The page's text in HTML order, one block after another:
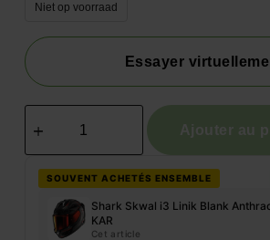
Niet op voorraad
Essayer
Ajouter au
SOUVENT ACHETÉS ENSEMBLE
Shark Skwal i3 Linik Blank
KAR
Cet article